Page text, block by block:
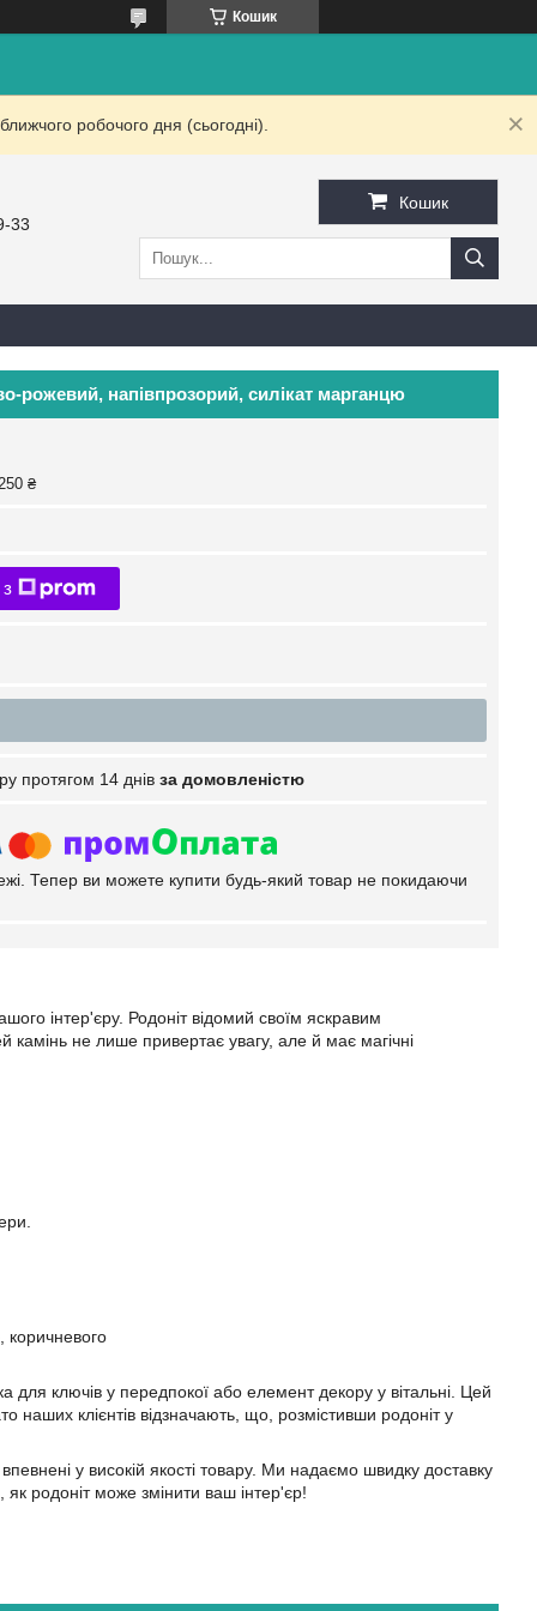
Кошик
робочого дня (сьогодні).
33
Кошик
рожевий, напівпрозорий, силікат марганцю
₴
протягом 14 днів за домовленістю
Тепер ви можете купити будь-який товар не покидаючи
інтер'єру. Родоніт відомий своїм яскравим
не лише привертає увагу, але й має магічні
ключів у передпокої або елемент декору у вітальні. Цей
клієнтів відзначають, що, розмістивши родоніт у
у високій якості товару. Ми надаємо швидку доставку
родоніт може змінити ваш інтер'єр!